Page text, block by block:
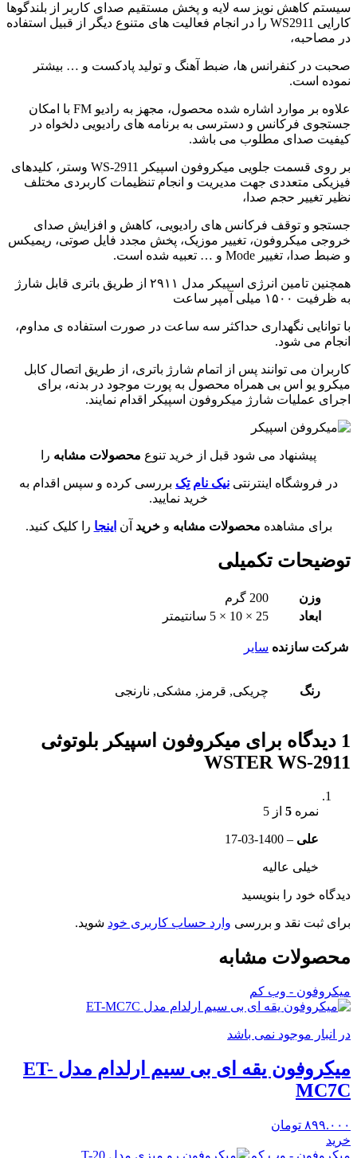
سیستم کاهش نویز سه لایه و پخش مستقیم صدای کاربر از بلندگوها
کارایی WS2911 را در انجام فعالیت های متنوع دیگر از قبیل استفاده
در مصاحبه،
صحبت در کنفرانس ها، ضبط آهنگ و تولید پادکست و … بیشتر
نموده است.
علاوه بر موارد اشاره شده محصول، مجهز به رادیو FM با امکان
جستجوی فرکانس و دسترسی به برنامه های رادیویی دلخواه در
کیفیت صدای مطلوب می باشد.
بر روی قسمت جلویی میکروفون اسپیکر WS-2911 وستر، کلیدهای
فیزیکی متعددی جهت مدیریت و انجام تنظیمات کاربردی مختلف
نظیر تغییر حجم صدا،
جستجو و توقف فرکانس های رادیویی، کاهش و افزایش صدای
خروجی میکروفون، تغییر موزیک، پخش مجدد فایل صوتی، ریمیکس
و ضبط صدا، تغییر Mode و … تعبیه شده است.
همچنین تامین انرژی اسپیکر مدل ۲۹۱۱ از طریق باتری قابل شارژ
به ظرفیت ۱۵۰۰ میلی آمپر ساعت
با توانایی نگهداری حداکثر سه ساعت در صورت استفاده ی مداوم،
انجام می شود.
کاربران می توانند پس از اتمام شارژ باتری، از طریق اتصال کابل
میکرو یو اس بی همراه محصول به پورت موجود در بدنه، برای
اجرای عملیات شارژ میکروفون اسپیکر اقدام نمایند.
پیشنهاد می شود قبل از خرید تنوع محصولات مشابه را
در فروشگاه اینترنتی نیک نام تِک بررسی کرده و سپس اقدام به
خرید نمایید.
برای مشاهده محصولات مشابه وخرید آن اینجا را کلیک کنید.
توضیحات تکمیلی
وزن
200 گرم
ابعاد
25 × 10 × 5 سانتیمتر
شرکت سازنده سایر
رنگ چریکی, قرمز, مشکی, نارنجی
1 دیدگاه برای
میکروفون اسپیکر بلوتوثی
WSTER WS-2911
نمره 5 از 5
علی –
1400-03-17
خیلی عالیه
دیدگاه خود را بنویسید
برای ثبت نقد و بررسی وارد حساب کاربری خود شوید.
محصولات مشابه
میکروفون - وب کم
در انبار موجود نمی باشد
میکروفون یقه ای بی سیم ارلدام مدل ET-
MC7C
۸۹۹.۰۰۰ تومان
خرید